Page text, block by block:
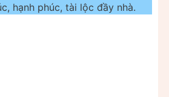
hạnh phúc, tài lộc đầy nhà.